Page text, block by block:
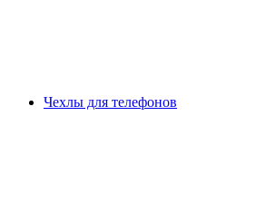
Чехлы для телефонов